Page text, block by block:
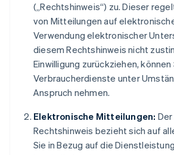
(„Rechtshinweis“) zu. Dieser
von Mitteilungen auf
Verwendung elektronischer
diesem Rechtshinweis nicht
Einwilligung zurückziehen, können
Verbraucherdienste unter
Anspruch nehmen.
Elektronische Mitteilungen:
Rechtshinweis bezieht sich auf
Sie in Bezug auf die